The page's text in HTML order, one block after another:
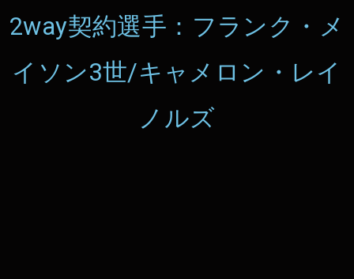
2way契約選手：フランク・メ
イソン3世/キャメロン・レイ
ノルズ